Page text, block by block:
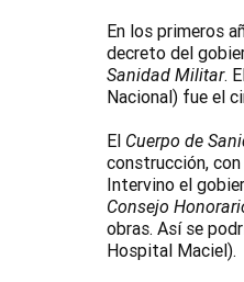
En los primeros
decreto del
Sanidad Militar.
Nacional) fue el
El Cuerpo de
construcción,
Intervino el
Consejo
obras. Así se
Hospital Maciel).